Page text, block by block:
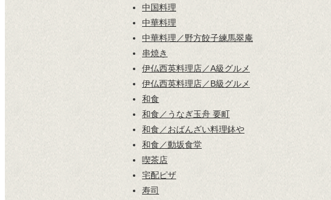
中国料理
中華料理
中華料理／野方餃子練馬翠庵
串焼き
伊仏西英料理店／A級グルメ
伊仏西英料理店／B級グルメ
和食
和食／うなぎ玉舟 要町
和食／おばんざい料理鉢や
和食／動坂食堂
喫茶店
宅配ピザ
寿司